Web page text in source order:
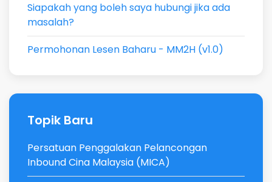
Siapakah yang boleh saya hubungi jika ada
masalah?
Permohonan Lesen Baharu - MM2H (v1.0)
Topik Baru
Persatuan Penggalakan Pelancongan
Inbound Cina Malaysia (MICA)